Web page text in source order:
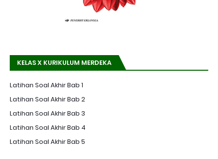
KELAS X KURIKULUM MERDEKA
Latihan Soal Akhir Bab 1
Latihan Soal Akhir Bab 2
Latihan Soal Akhir Bab 3
Latihan Soal Akhir Bab 4
Latihan Soal Akhir Bab 5